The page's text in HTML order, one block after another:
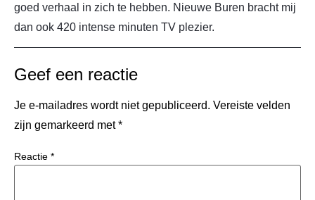
goed verhaal in zich te hebben. Nieuwe Buren bracht mij
dan ook 420 intense minuten TV plezier.
Geef een reactie
Je e-mailadres wordt niet gepubliceerd. Vereiste velden
zijn gemarkeerd met*
Reactie *